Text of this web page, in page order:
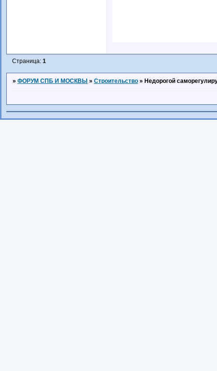
Страница: 1
» ФОРУМ СПБ И МОСКВЫ » Строительство » Недорогой